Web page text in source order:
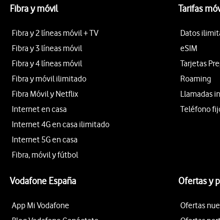
Fibra y móvil
Fibra y 2 líneas móvil + TV
Fibra y 3 líneas móvil
Fibra y 4 líneas móvil
Fibra y móvil ilimitado
Fibra Móvil y Netflix
Internet en casa
Internet 4G en casa ilimitado
Internet 5G en casa
Fibra, móvil y fútbol
Tarifas
Datos
eSIM
Tarjetas
Roaming
Llamadas
Teléfono
Vodafone España
App Mi Vodafone
Ofertas y
Ofertas